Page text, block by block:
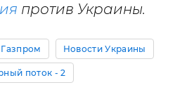
против Украины.
Газпром Новости Украины
поток - 2